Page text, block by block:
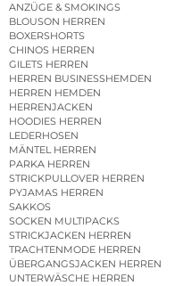
ANZÜGE & SMOKINGS
BLOUSON HERREN
BOXERSHORTS
CHINOS HERREN
GILETS HERREN
HERREN BUSINESSHEMDEN
HERREN HEMDEN
HERRENJACKEN
HOODIES HERREN
LEDERHOSEN
MÄNTEL HERREN
PARKA HERREN
STRICKPULLOVER HERREN
PYJAMAS HERREN
SAKKOS
SOCKEN MULTIPACKS
STRICKJACKEN HERREN
TRACHTENMODE HERREN
ÜBERGANGSJACKEN HERREN
UNTERWÄSCHE HERREN